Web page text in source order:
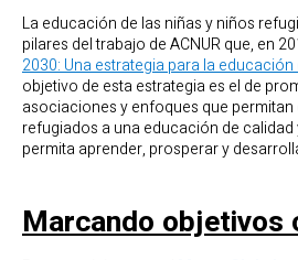
La educación de las niñas y niños
pilares del trabajo de ACNUR que, en
2030: Una estrategia para la
objetivo de esta estrategia es el de
asociaciones y enfoques que
refugiados a una educación de calidad
permita aprender, prosperar y
Marcando objetivos